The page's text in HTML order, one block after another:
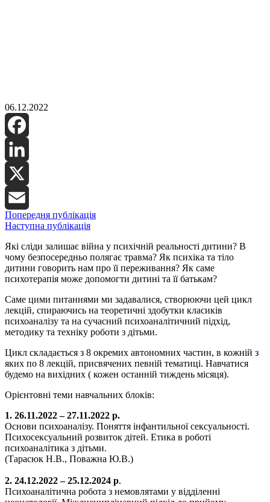
06.12.2022
Facebook
LinkedIn
X
Email
Попередня публікація
Наступна публікація
Які сліди залишає війна у психічній реальності дитини? В
чому безпосередньо полягає травма? Як психіка та тіло
дитини говорить нам про її переживання? Як саме
психотерапія може допомогти дитині та її батькам?
Саме цими питаннями ми задавалися, створюючи цей цикл
лекцій, спираючись на теоретичні здобутки класиків
психоаналізу та на сучасний психоаналітичний підхід,
методику та техніку роботи з дітьми.
Цикл складається з 8 окремих автономних частин, в кожній з
яких по 8 лекцій, присвячених певній тематиці. Навчатися
будемо на вихідних ( кожен останній тиждень місяця).
Орієнтовні теми навчальних блоків:
1. 26.11.2022 – 27.11.2022 р.
Основи психоаналізу. Поняття інфантильної сексуальності.
Психосексуальний розвиток дітей. Етика в роботі
психоаналітика з дітьми.
(Тарасюк Н.В., Поважна Ю.В.)
2. 24.12.2022 – 25.12.2024 р.
Психоаналітична робота з немовлятами у відділенні